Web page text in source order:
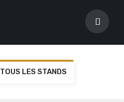
TOUS LES STANDS